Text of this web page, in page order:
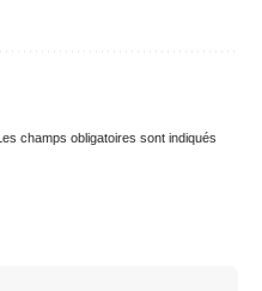
champs obligatoires sont indiqués